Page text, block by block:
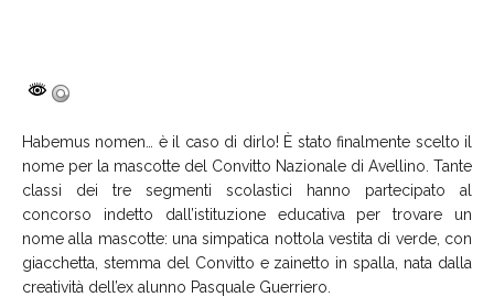
Habemus nomen… è il caso di dirlo! È stato finalmente scelto il
nome per la mascotte del Convitto Nazionale di Avellino. Tante
classi dei tre segmenti scolastici hanno partecipato al
concorso indetto dall’istituzione educativa per trovare un
nome alla mascotte: una simpatica nottola vestita di verde, con
giacchetta, stemma del Convitto e zainetto in spalla, nata dalla
creatività dell’ex alunno Pasquale Guerriero.